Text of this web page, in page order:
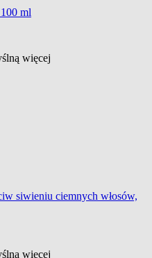
ml
więcej
siwieniu ciemnych włosów,
więcej